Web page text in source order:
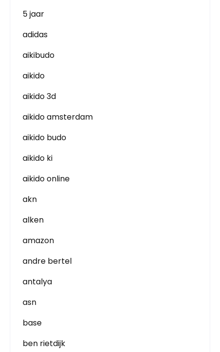
5 jaar
adidas
aikibudo
aikido
aikido 3d
aikido amsterdam
aikido budo
aikido ki
aikido online
akn
alken
amazon
andre bertel
antalya
asn
base
ben rietdijk